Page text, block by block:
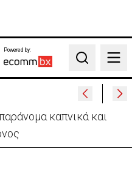
Powered by:
Search
– Επιχείρησε να
(ΒΙΝΤΕΟ)